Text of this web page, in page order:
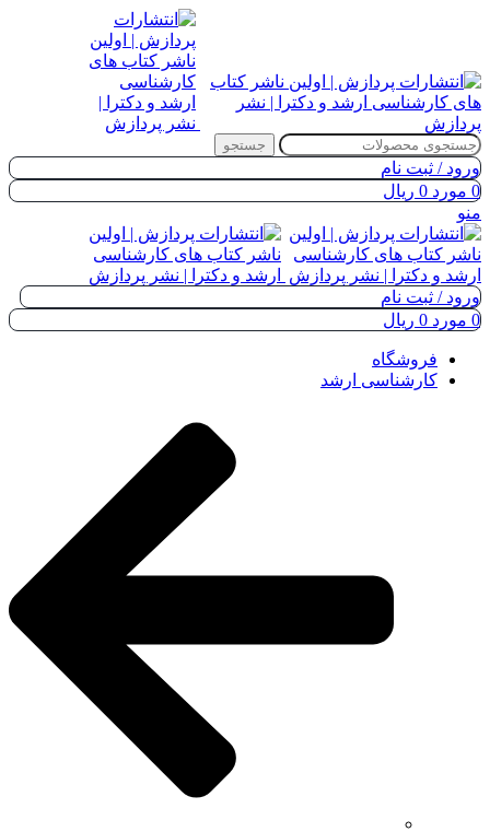
جستجو
ورود / ثبت نام
0 مورد 0 ریال
منو
ورود / ثبت نام
0 مورد 0 ریال
فروشگاه
کارشناسی ارشد